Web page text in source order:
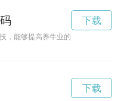
，能够提高养牛业的生产效率和质
下载
下载